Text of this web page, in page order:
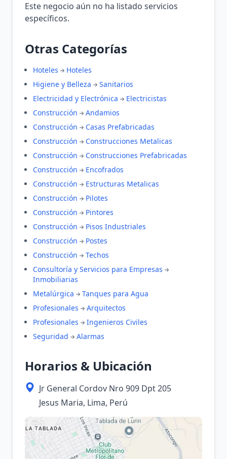
Este negocio aún no ha listado servicios
específicos.
Otras Categorías
Hoteles
Hoteles
Higiene y Belleza
Sanitarios
Electricidad y Electrónica
Electricistas
Construcción
Andamios
Construcción
Casas Prefabricadas
Construcción
Construcciones Metalicas
Construcción
Construcciones Prefabricadas
Construcción
Encofrados
Construcción
Estructuras Metalicas
Construcción
Pilotes
Construcción
Pintores
Construcción
Pisos Industriales
Construcción
Postes
Construcción
Techos
Consultoría y Servicios para Empresas
Inmobiliarias
Metalúrgica
Tanques para Agua
Profesionales
Arquitectos
Profesionales
Ingenieros Civiles
Seguridad
Alarmas
Horarios & Ubicación
Jr General Cordov Nro 909 Dpt 205
Jesus Maria, Lima, Perú